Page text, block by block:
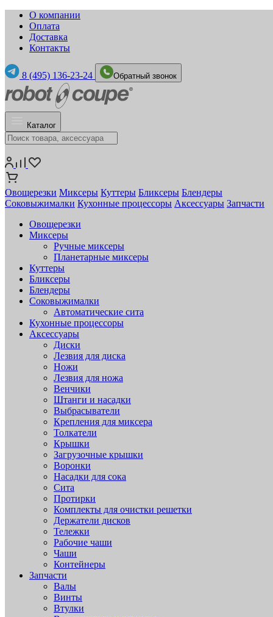
О компании
Оплата
Доставка
Контакты
8 (495) 136-23-24 Обратный звонок
Каталог
Овощерезки Миксеры Куттеры Бликсеры Блендеры
Соковыжималки Кухонные процессоры Аксессуары Запчасти
Овощерезки
Миксеры
Ручные миксеры
Планетарные миксеры
Куттеры
Бликсеры
Блендеры
Соковыжималки
Автоматические сита
Кухонные процессоры
Аксессуары
Диски
Лезвия для диска
Ножи
Лезвия для ножа
Венчики
Штанги и насадки
Выбрасыватели
Крепления для миксера
Толкатели
Крышки
Загрузочные крышки
Воронки
Насадки для сока
Сита
Протирки
Комплекты для очистки решетки
Держатели дисков
Тележки
Рабочие чаши
Чаши
Контейнеры
Запчасти
Валы
Винты
Втулки